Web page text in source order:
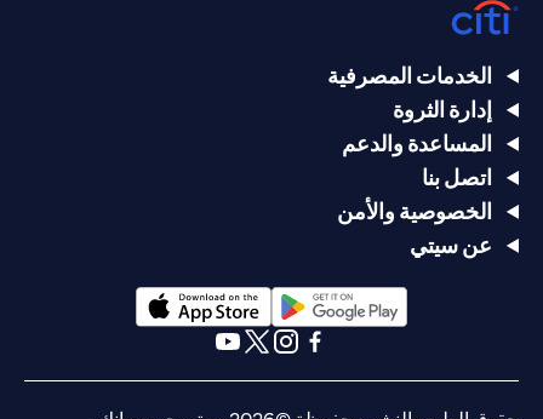
الخدمات المصرفية
إدارة الثروة
المساعدة والدعم
اتصل بنا
الخصوصية والأمن
عن سيتي
(opens in a new tab)